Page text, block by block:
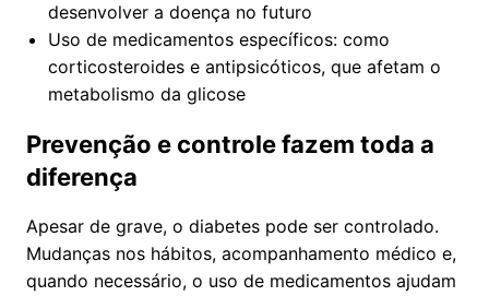
desenvolver a doença no futuro
Uso de medicamentos específicos: como
corticosteroides e antipsicóticos, que afetam o
metabolismo da glicose
Prevenção e controle fazem toda a
diferença
Apesar de grave, o diabetes pode ser controlado.
Mudanças nos hábitos, acompanhamento médico e,
quando necessário, o uso de medicamentos ajudam